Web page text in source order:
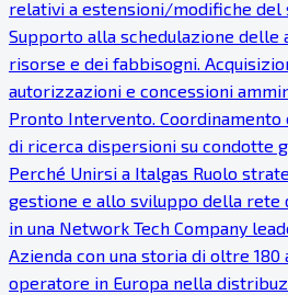
relativi a estensioni/modifiche del
Supporto alla schedulazione
risorse e dei fabbisogni.
autorizzazioni e concessioni
Pronto Intervento.
di ricerca dispersioni su condotte
Perché Unirsi a Italgas Ruolo
gestione e allo sviluppo della rete
in una Network Tech Company
Azienda con una storia di oltre 180
operatore in Europa nella